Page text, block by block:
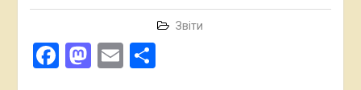
Звіти
Facebook
Mastodon
EmailПоділитися